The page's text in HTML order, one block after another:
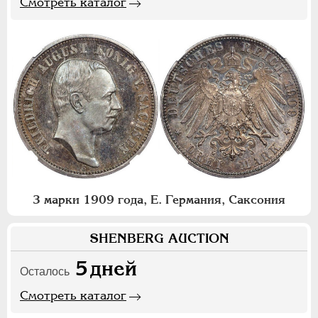
3 марки 1909 года, Е. Германия, Саксония
SHENBERG AUCTION
Осталось 5дней
Смотреть каталог